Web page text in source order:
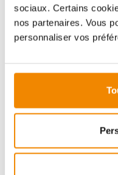
sociaux. Certains
nos partenaires. Vous
personnaliser vos
et de
thème des poêles-
reste sans réponse,
pas à nous contacter:
[email